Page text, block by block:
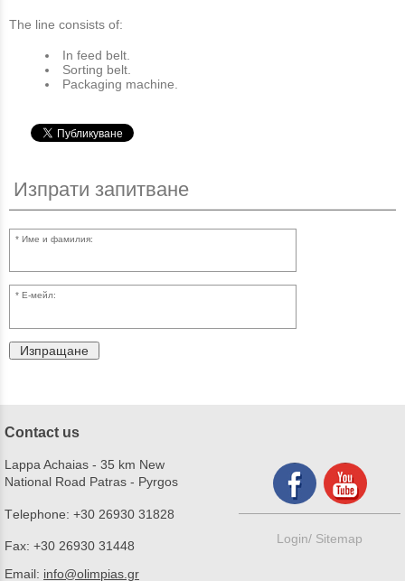
The line consists of:
In feed belt.
Sorting belt.
Packaging machine.
Изпрати запитване
Име и фамилия:
Е-мейл:
Изпращане
Contact us
Lappa Achaias - 35 km New
National Road Patras - Pyrgos
Τelephone: +30 26930 31828
Fax: +30 26930 31448
Email: info@olimpias.gr
Login/ Sitemap